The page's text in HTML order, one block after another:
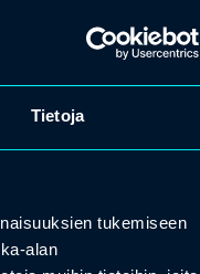
Tietoja
tukemiseen
alan